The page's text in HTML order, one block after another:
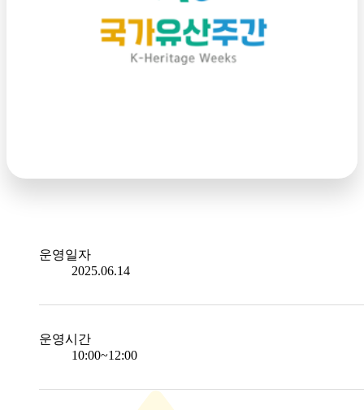
운영일자
2025.06.14
운영시간
10:00~12:00